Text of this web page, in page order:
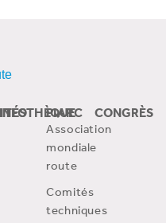
PIARC
Association
mondiale
route
Comités
techniques
CONGRÈS